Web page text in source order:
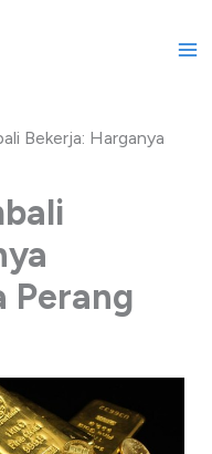
Bekerja: Harganya
Perang